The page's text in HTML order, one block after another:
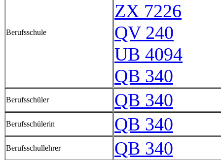
Berufsschule
ZX 7226
QV 240
UB 4094
QB 340
Berufsschüler QB 340
Berufsschülerin QB 340
Berufsschullehrer QB 340